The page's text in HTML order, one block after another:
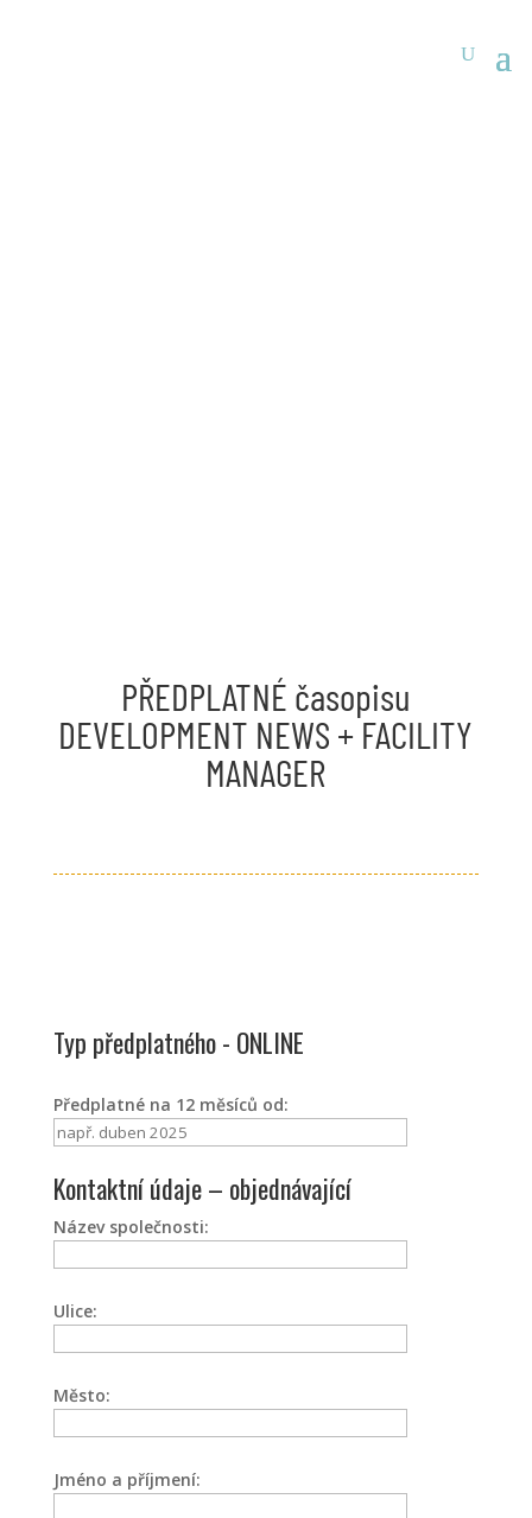
PŘEDPLATNÉ časopisu
DEVELOPMENT NEWS + FACILITY
MANAGER
Typ předplatného - ONLINE
Předplatné na 12 měsíců od:
Kontaktní údaje – objednávající
Název společnosti:
Ulice:
Město:
Jméno a příjmení: